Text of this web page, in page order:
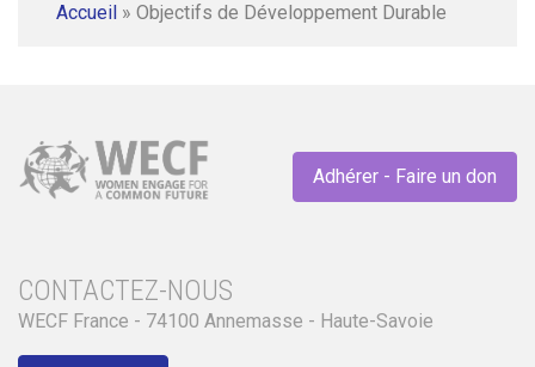
Accueil » Objectifs de Développement Durable
Adhérer - Faire un don
CONTACTEZ-NOUS
WECF France - 74100 Annemasse - Haute-Savoie